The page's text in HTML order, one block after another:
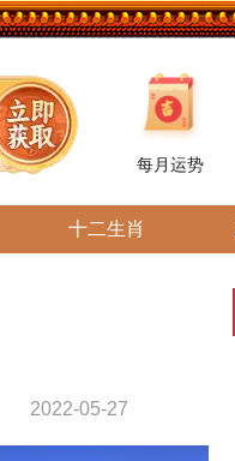
每月运势
十二生肖
2022-05-27